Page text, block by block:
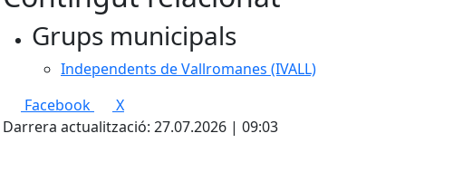
Grups municipals
Independents de Vallromanes (IVALL)
Facebook
X
Darrera actualització: 27.07.2026 | 09:03